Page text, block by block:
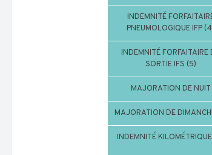
INDEMNITÉ
PNEUMOLOGIQUE IFP
INDEMNITÉ FORFAITAIRE
SORTIE IFS (5)
MAJORATION DE NUIT
MAJORATION DE
INDEMNITÉ